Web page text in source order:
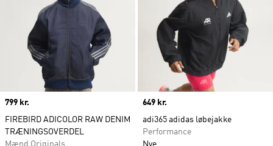
Price
799 kr.
FIREBIRD ADICOLOR RAW DENIM
TRÆNINGSOVERDEL
Price
649 kr.
adi365 adidas løbejakke
Performance